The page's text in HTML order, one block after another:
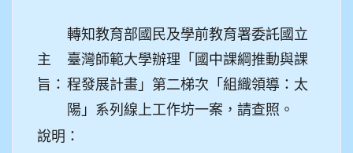
主
旨：
轉知教育部國民及學前教育署委託國立
臺灣師範大學辦理「國中課綱推動與課
程發展計畫」第二梯次「組織領導：太
陽」系列線上工作坊一案，請查照。
說明：